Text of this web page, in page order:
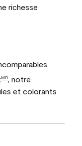
richesse
MD, notre
et colorants